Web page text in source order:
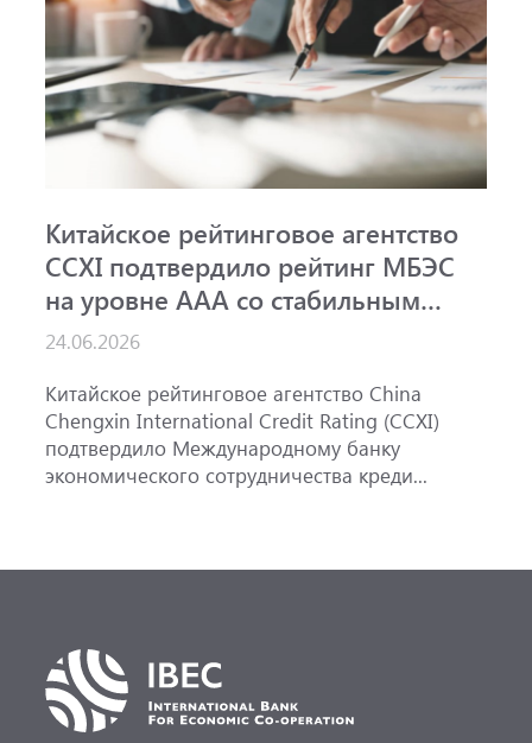
Китайское рейтинговое агентство
CCXI подтвердило рейтинг МБЭС
на уровне AAA со стабильным
прогнозом
24.06.2026
Китайское рейтинговое агентство China
Chengxin International Credit Rating (CCXI)
подтвердило Международному банку
экономического сотрудничества креди...